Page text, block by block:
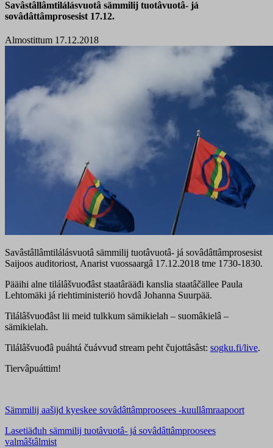
Savâstâllâmtilálásvuotâ sämmilij tuotâvuotâ- já
sovâdâttâmprosesist 17.12.
Almostittum 17.12.2018
Savâstâllâmtilálásvuotâ sämmilij tuotâvuotâ- já sovâdâttâmprosesist
Saijoos auditoriost, Anarist vuossaargâ 17.12.2018 tme 1730-1830.
Pääihi alne tilálâšvuođâst staatârääđi kanslia staatâčällee Paula
Lehtomäki já riehtiministeriö hovdâ Johanna Suurpää.
Tilálâšvuođâst lii meid tulkkum sämikielah – suomâkielâ –
sämikielah.
Tilálâšvuođâ puáhtá čuávvuđ stream peht čujottâsâst: sogku.fi/live.
Tiervâpuáttim!
Sämmilij aašijd kyeskee sovâdâttâmproosees -kuullâmraapoort
Lasetiäđuh sämmilij tuotâvuotâ- já sovâdâttâmproosees
valmâštâlmist